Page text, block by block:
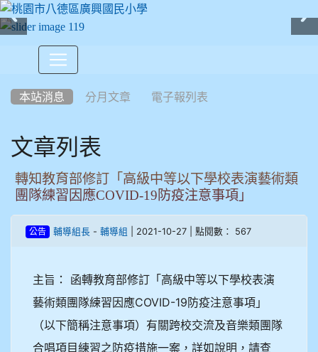
本站消息 分月文章 電子報列表
文章列表
轉知教育部修訂「高級中等以下學校表演藝術類
團隊練習因應COVID-19防疫注意事項」
公告 輔導組長 - 輔導組 | 2021-10-27 | 點閱數： 567
主旨： 函轉教育部修訂「高級中等以下學校表演
藝術類團隊練習因應COVID-19防疫注意事項」
（以下簡稱注意事項）有關跨校交流及音樂類團隊
合唱項目練習之防疫措施一案，詳如說明，請查